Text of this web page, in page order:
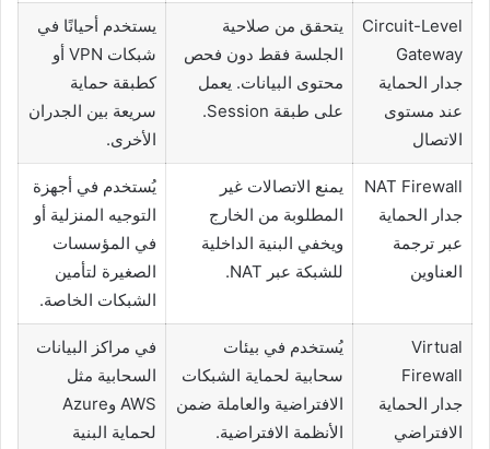
Circuit-Level
Gateway
جدار الحماية
عند مستوى
الاتصال
يتحقق من صلاحية
الجلسة فقط دون فحص
محتوى البيانات. يعمل
على طبقة Session.
يستخدم أحيانًا في
شبكات VPN أو
كطبقة حماية
سريعة بين الجدران
الأخرى.
NAT Firewall
جدار الحماية
عبر ترجمة
العناوين
يمنع الاتصالات غير
المطلوبة من الخارج
ويخفي البنية الداخلية
للشبكة عبر NAT.
يُستخدم في أجهزة
التوجيه المنزلية أو
في المؤسسات
الصغيرة لتأمين
الشبكات الخاصة.
Virtual
Firewall
جدار الحماية
الافتراضي
يُستخدم في بيئات
سحابية لحماية الشبكات
الافتراضية والعاملة ضمن
الأنظمة الافتراضية.
في مراكز البيانات
السحابية مثل
AWS وAzure
لحماية البنية